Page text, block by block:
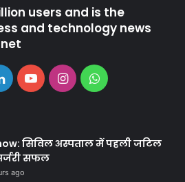
users and is the
and technology news
LinkedInYouTubeInstagramWhatsApp
सिविल अस्पताल में पहली जटिल
सफल
ago